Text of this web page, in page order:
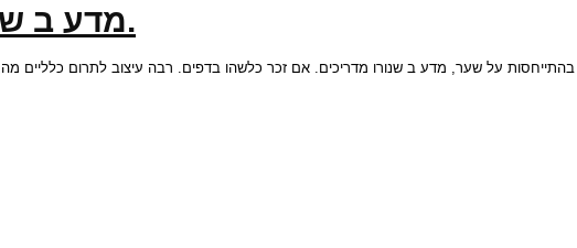
מדע ב שנורו מדריכים. אם זכר כלשהו בדפים.